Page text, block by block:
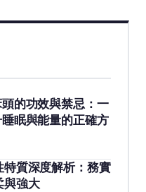
的功效與禁忌：一
眠與能量的正確方
特質深度解析：務實
與強大